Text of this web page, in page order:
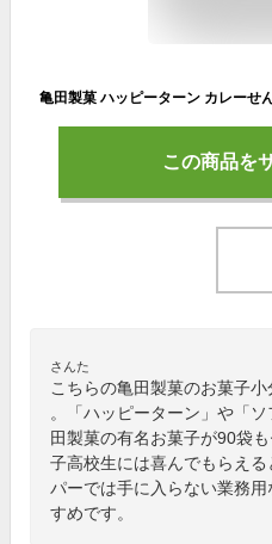
この商品を
さんた
こちらの亀田製菓のお菓子
。「ハッピーターン」や「
田製菓の有名お菓子が90袋
子高校生には喜んでもらえ
パーでは手に入らない業務
すめです。